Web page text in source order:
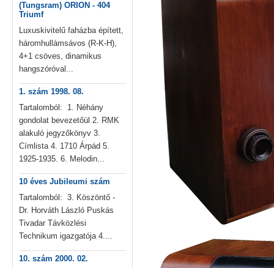
(Tungsram) ORION - 404
Triumf
Luxuskivitelű faházba épített,
háromhullámsávos (R-K-H),
4+1 csöves, dinamikus
hangszóróval...
1. szám 1998. 08.
Tartalomból: 1. Néhány
gondolat bevezetőül 2. RMK
alakuló jegyzőkönyv 3.
Címlista 4. 1710 Árpád 5.
1925-1935. 6. Melodin...
10 éves Jubileumi szám
Tartalomból: 3. Köszöntő -
Dr. Horváth László Puskás
Tivadar Távközlési
Technikum igazgatója 4....
10. szám 2000. 02.